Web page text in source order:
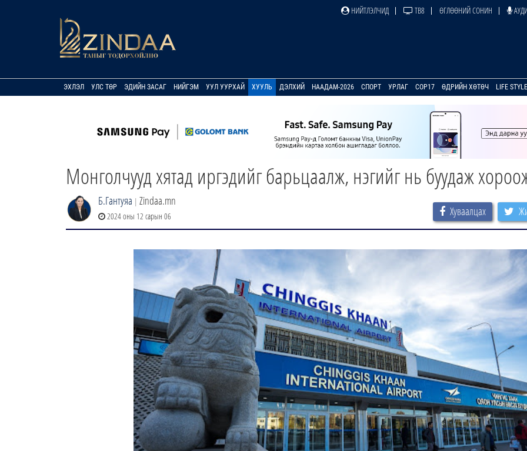
НИЙТЛЭЛЧИД ТВ8 ӨГЛӨӨНИЙ СОНИН
ЭХЛЭЛ УЛС ТӨР ЭДИЙН ЗАСАГ НИЙГЭМ УУЛ УУРХАЙ ХУУЛЬ ДЭЛХИЙ НААДАМ-2026 СПОРТ УРЛАГ COP17 ӨДРИЙН ХӨТӨЧ LIFE STYLE
Монголчууд хятад иргэдийг барьцаалж, нэгийг нь буудаж
Б.Гантуяа | Zindaa.mn
2024 оны 12 сарын 06 Хуваалцах